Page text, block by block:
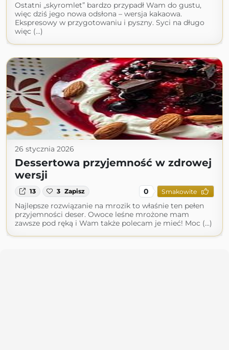
Ostatni „skyromlet” bardzo przypadł Wam do gustu,
więc dziś jego nowa odsłona – wersja kakaowa.
Ekspresowy w przygotowaniu i pyszny. Syci na długo
więc (...)
26 stycznia 2026
Dessertowa przyjemność w zdrowej
wersji
13 3 Zapisz 0 Smakowite
Najlepsze rozwiązanie na mrozik to właśnie ten pełen
przyjemności deser. Owoce leśne mrożone mam
zawsze pod ręką i Wam także polecam je mieć! Moc (...)